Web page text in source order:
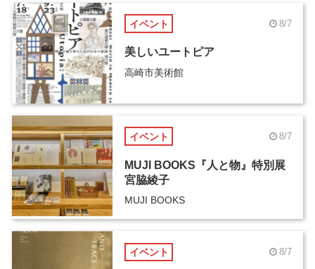
イベント 8/7
美しいユートピア
高崎市美術館
イベント 8/7
MUJI BOOKS『人と物』特別展
宮脇綾子
MUJI BOOKS
イベント 8/7